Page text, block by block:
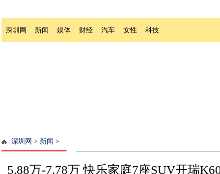
深圳网 新闻 娱体 财经 汽车 女性 科技
深圳网 > 新闻 >
5.88万-7.78万 快乐家庭7座SUV开瑞